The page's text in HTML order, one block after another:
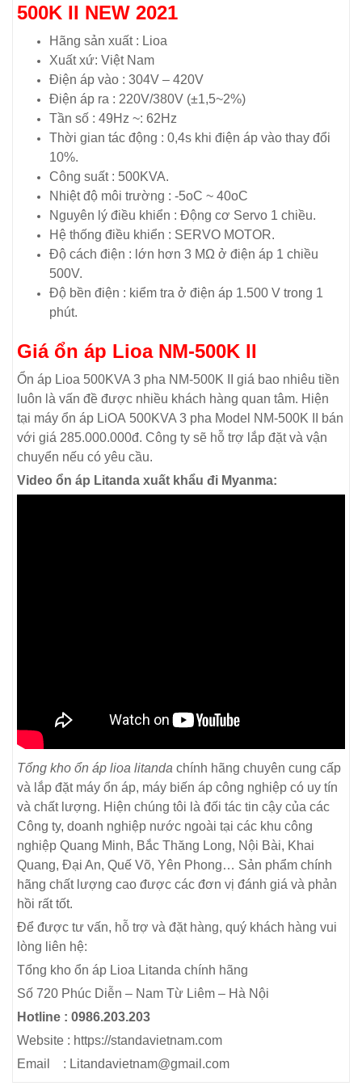
500K II NEW 2021
Hãng sản xuất : Lioa
Xuất xứ: Việt Nam
Điện áp vào : 304V – 420V
Điện áp ra : 220V/380V (±1,5~2%)
Tần số : 49Hz ~: 62Hz
Thời gian tác động : 0,4s khi điện áp vào thay đổi
10%.
Công suất : 500KVA.
Nhiệt độ môi trường : -5oC ~ 40oC
Nguyên lý điều khiển : Động cơ Servo 1 chiều.
Hệ thống điều khiển : SERVO MOTOR.
Độ cách điện : lớn hơn 3 MΩ ở điện áp 1 chiều
500V.
Độ bền điện : kiểm tra ở điện áp 1.500 V trong 1
phút.
Giá ổn áp Lioa NM-500K II
Ổn áp Lioa 500KVA 3 pha NM-500K II giá bao nhiêu tiền
luôn là vấn đề được nhiều khách hàng quan tâm. Hiện
tại máy ổn áp LiOA 500KVA 3 pha Model NM-500K II bán
với giá 285.000.000đ. Công ty sẽ hỗ trợ lắp đặt và vận
chuyển nếu có yêu cầu.
Video ổn áp Litanda xuất khẩu đi Myanma:
Tổng kho ổn áp lioa litanda chính hãng chuyên cung cấp
và lắp đặt máy ổn áp, máy biến áp công nghiệp có uy tín
và chất lượng. Hiện chúng tôi là đối tác tin cậy của các
Công ty, doanh nghiệp nước ngoài tại các khu công
nghiệp Quang Minh, Bắc Thăng Long, Nội Bài, Khai
Quang, Đại An, Quế Võ, Yên Phong… Sản phẩm chính
hãng chất lượng cao được các đơn vị đánh giá và phản
hồi rất tốt.
Để được tư vấn, hỗ trợ và đặt hàng, quý khách hàng vui
lòng liên hệ:
Tổng kho ổn áp Lioa Litanda chính hãng
Số 720 Phúc Diễn – Nam Từ Liêm – Hà Nội
Hotline : 0986.203.203
Website : https://standavietnam.com
Email : Litandavietnam@gmail.com